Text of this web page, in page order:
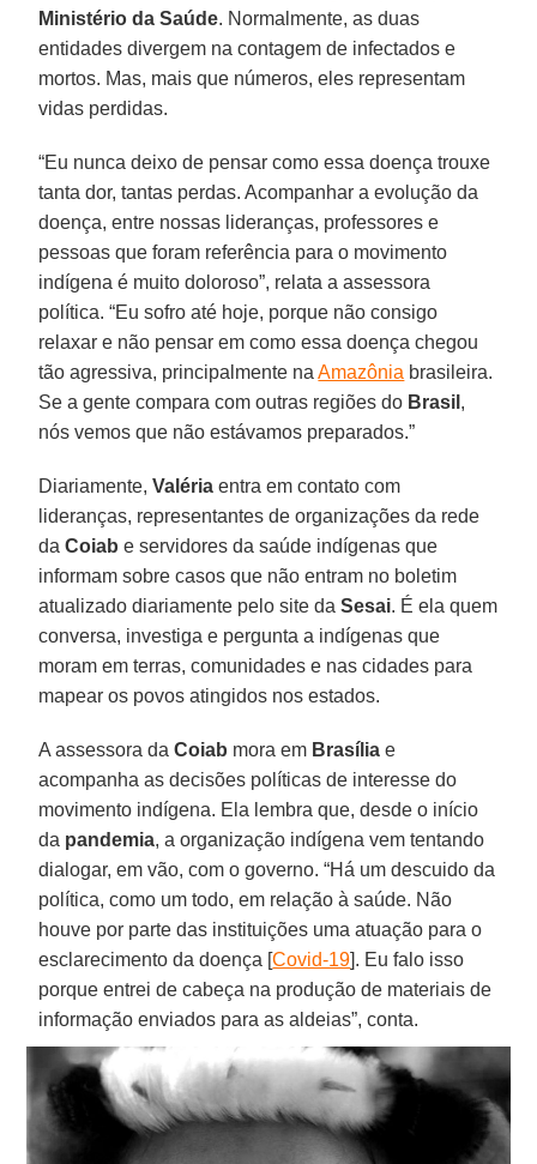
Ministério da Saúde. Normalmente, as duas
entidades divergem na contagem de infectados e
mortos. Mas, mais que números, eles representam
vidas perdidas.
“Eu nunca deixo de pensar como essa doença trouxe
tanta dor, tantas perdas. Acompanhar a evolução da
doença, entre nossas lideranças, professores e
pessoas que foram referência para o movimento
indígena é muito doloroso”, relata a assessora
política. “Eu sofro até hoje, porque não consigo
relaxar e não pensar em como essa doença chegou
tão agressiva, principalmente naAmazônia brasileira.
Se a gente compara com outras regiões do Brasil ,
nós vemos que não estávamos preparados.”
Diariamente,Valéria entra em contato com
lideranças, representantes de organizações da rede
daCoiab e servidores da saúde indígenas que
informam sobre casos que não entram no boletim
atualizado diariamente pelo site daSesai. É ela quem
conversa, investiga e pergunta a indígenas que
moram em terras, comunidades e nas cidades para
mapear os povos atingidos nos estados.
A assessora daCoiab mora em Brasília e
acompanha as decisões políticas de interesse do
movimento indígena. Ela lembra que, desde o início
da pandemia, a organização indígena vem tentando
dialogar, em vão, com o governo. “Há um descuido da
política, como um todo, em relação à saúde. Não
houve por parte das instituições uma atuação para o
esclarecimento da doença [Covid-19]. Eu falo isso
porque entrei de cabeça na produção de materiais de
informação enviados para as aldeias”, conta.